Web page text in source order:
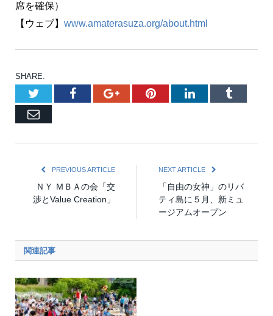
席を確保）
【ウェブ】 www.amaterasuza.org/about.html
SHARE.
TwitterFacebookGoogle+PinterestLinkedInTumblr
Email
PREVIOUS ARTICLE
ＮＹ ＭＢＡの会「交
渉とValue Creation」
NEXT ARTICLE
「自由の女神」のリバ
ティ島に５月、新ミュ
ージアムオープン
関連記事